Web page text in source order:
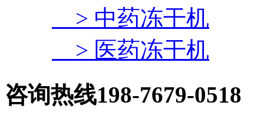
> 中药冻干机
> 医药冻干机
咨询热线198-7679-0518